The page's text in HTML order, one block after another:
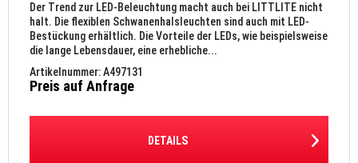
Der Trend zur LED-Beleuchtung macht auch bei LITTLITE nicht
halt. Die flexiblen Schwanenhalsleuchten sind auch mit LED-
Bestückung erhältlich. Die Vorteile der LEDs, wie beispielsweise
die lange Lebensdauer, eine erhebliche...
Artikelnummer: A497131
Preis auf Anfrage
DETAILS